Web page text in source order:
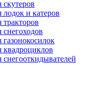
и катеров
квадроциклов